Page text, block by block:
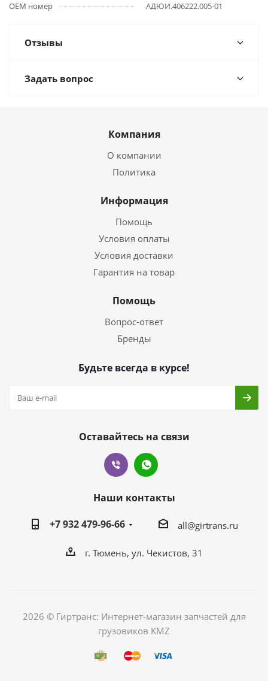
OEM номер АДЮИ.406222.005-01
Отзывы
Задать вопрос
Компания
О компании
Политика
Информация
Помощь
Условия оплаты
Условия доставки
Гарантия на товар
Помощь
Вопрос-ответ
Бренды
Будьте всегда в курсе!
Оставайтесь на связи
Наши контакты
+7 932 479-96-66
all@girtrans.ru
г. Тюмень, ул. Чекистов, 31
2026 © Гиртранс: Интернет-магазин запчастей для
грузовиков KMZ